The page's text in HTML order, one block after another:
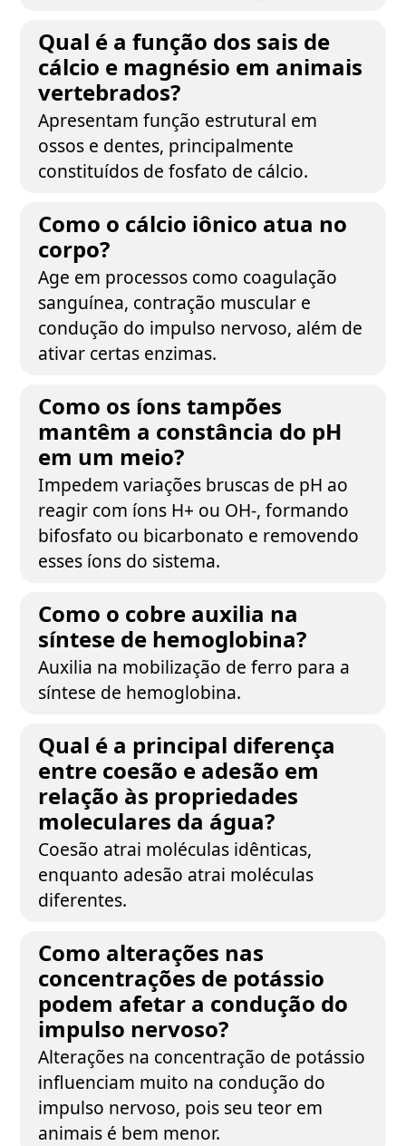
Qual é a função dos sais de
cálcio e magnésio em animais
vertebrados?
Apresentam função estrutural em
ossos e dentes, principalmente
constituídos de fosfato de cálcio.
Como o cálcio iônico atua no
corpo?
Age em processos como coagulação
sanguínea, contração muscular e
condução do impulso nervoso, além de
ativar certas enzimas.
Como os íons tampões
mantêm a constância do pH
em um meio?
Impedem variações bruscas de pH ao
reagir com íons H+ ou OH-, formando
bifosfato ou bicarbonato e removendo
esses íons do sistema.
Como o cobre auxilia na
síntese de hemoglobina?
Auxilia na mobilização de ferro para a
síntese de hemoglobina.
Qual é a principal diferença
entre coesão e adesão em
relação às propriedades
moleculares da água?
Coesão atrai moléculas idênticas,
enquanto adesão atrai moléculas
diferentes.
Como alterações nas
concentrações de potássio
podem afetar a condução do
impulso nervoso?
Alterações na concentração de potássio
influenciam muito na condução do
impulso nervoso, pois seu teor em
animais é bem menor.